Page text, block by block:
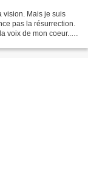
vision. Mais je suis
pas la résurrection.
voix de mon coeur...